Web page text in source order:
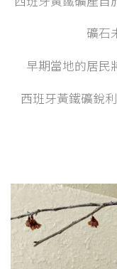
礦石
早期當地的居民
西班牙黃鐵礦銳